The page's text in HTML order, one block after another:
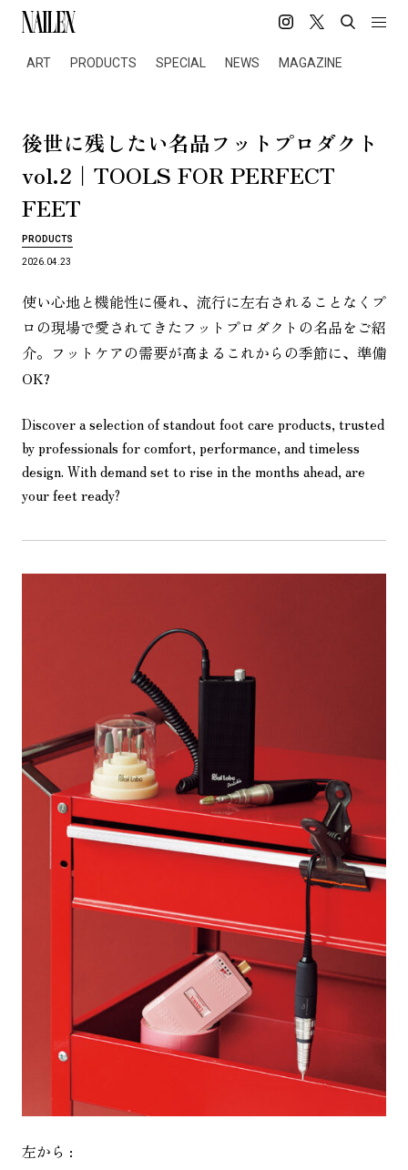
ART PRODUCTS SPECIAL NEWS MAGAZINE
後世に残 したい名品フ ッ ト プロ ダク ト
vol.2｜TOOLS FOR PERFECT
FEET
PRODUCTS
2026.04.23
使い心地と機能性に優れ、流行に左右されることなくプ
ロの現場で愛されてきたフットプロダクトの名品をご紹
介。フットケアの需要が高まるこれからの季節に、準備
OK?
Discover a selection of standout foot care products, trusted
by professionals for comfort, performance, and timeless
design. With demand set to rise in the months ahead, are
your feet ready?
左から :